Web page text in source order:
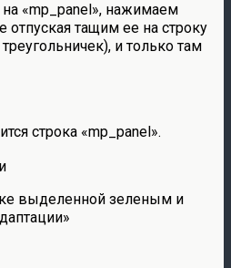
«mp_panel», нажимаем
тащим ее на строку
и только там
строка «mp_panel».
выделенной зеленым и